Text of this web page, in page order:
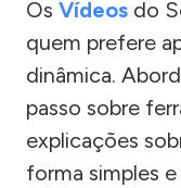
Os Vídeos do
quem prefere
dinâmica.
passo sobre
explicações
forma simples